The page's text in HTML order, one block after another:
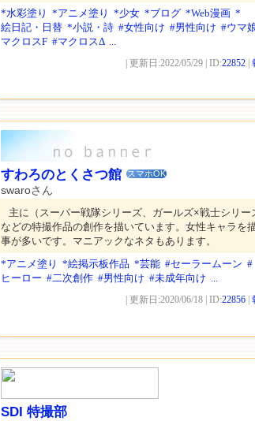
*水彩塗り *アニメ塗り *少女 *ブログ *Web漫画 *
絵日記・日替 *小説・詩 #女性向け #男性向け #ウマ
マクロスF #マクロスΔ ...
| 更新日:2022/05/29 | ID:22852
すわろのとくさつ館 スマホOK
swaroさん
主に（スーパー戦隊シリーズ、ガールズ×戦士シリー
などの特撮作品の創作を描いています。女性キャラを
事が多いです。マニアックなネタもあります。
*アニメ塗り *絵掲示板作品 *芸能 #セーラームーン #
ヒーロー #二次創作 #男性向け #未成年向け ...
| 更新日:2020/06/18 | ID:22856
SDI 特撮部